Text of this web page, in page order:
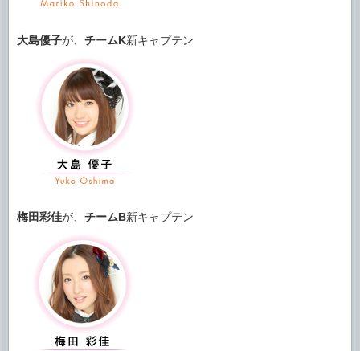
大島優子が、 チームK新キャプテン
梅田彩佳が、 チームB新キャプテン